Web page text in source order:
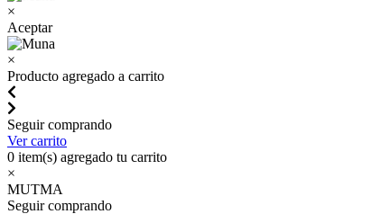
×
Aceptar
×
Producto agregado a carrito
Seguir comprando
Ver carrito
0 item(s) agregado tu carrito
×
MUTMA
Seguir comprando